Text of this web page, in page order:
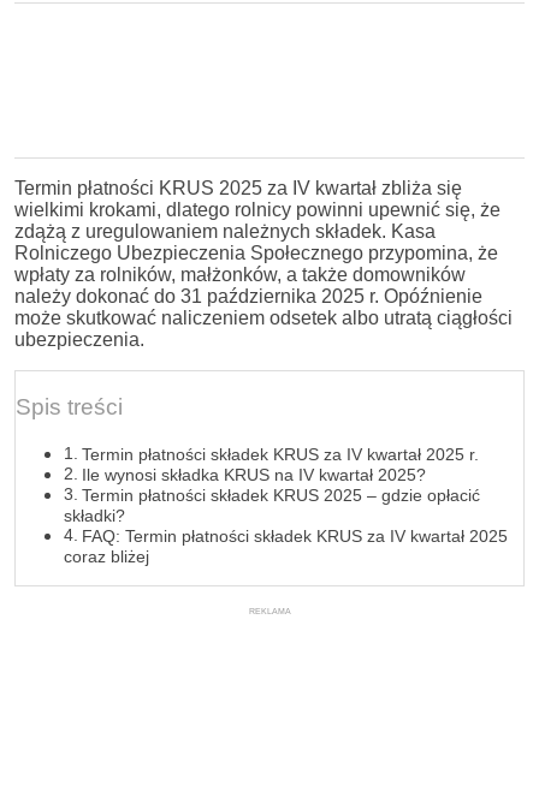
Termin płatności KRUS 2025 za IV kwartał zbliża się
wielkimi krokami, dlatego rolnicy powinni upewnić się, że
zdążą z uregulowaniem należnych składek. Kasa
Rolniczego Ubezpieczenia Społecznego przypomina, że
wpłaty za rolników, małżonków, a także domowników
należy dokonać do 31 października 2025 r. Opóźnienie
może skutkować naliczeniem odsetek albo utratą ciągłości
ubezpieczenia.
Spis treści
Termin płatności składek KRUS za IV kwartał 2025 r.
Ile wynosi składka KRUS na IV kwartał 2025?
Termin płatności składek KRUS 2025 – gdzie opłacić
składki?
FAQ: Termin płatności składek KRUS za IV kwartał 2025
coraz bliżej
REKLAMA